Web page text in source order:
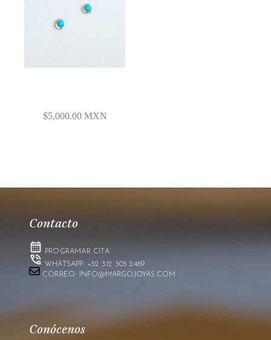
$5,000.00 MXN
Contacto
PROGRAMAR CITA
WHATSAPP: +52 312 305 2489
CORREO: INFO@MARGOJOYAS.COM
Conócenos